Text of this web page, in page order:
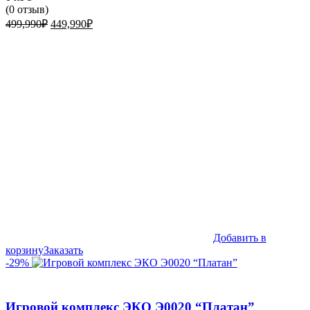
(0 отзыв)
499,990₽ Первоначальная
449,990₽Текущая
Добавить в
корзинуЗаказать
-29%
Игровой комплекс ЭКО Э0020 “Платан”